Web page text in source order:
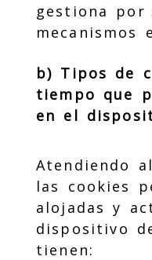
gestiona por
mecanismos
b) Tipos de
tiempo que
en el
Atendiendo
las cookies
alojadas y
dispositivo
tienen: